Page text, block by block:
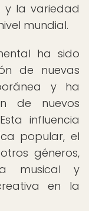
y la variedad
mundial.
ha sido
de nuevas
y ha
de nuevos
influencia
popular, el
géneros,
musical y
en la